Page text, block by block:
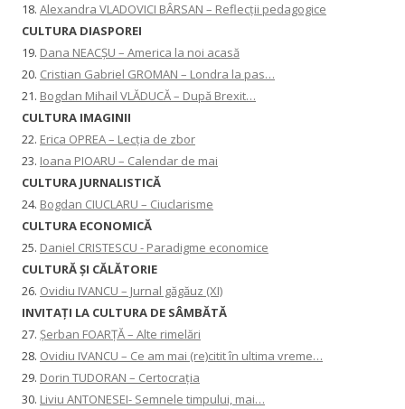
18. Alexandra VLADOVICI BÂRSAN – Reflecții pedagogice
CULTURA DIASPOREI
19. Dana NEACȘU – America la noi acasă
20. Cristian Gabriel GROMAN – Londra la pas…
21. Bogdan Mihail VLĂDUCĂ – După Brexit…
CULTURA IMAGINII
22. Erica OPREA – Lecția de zbor
23. Ioana PIOARU – Calendar de mai
CULTURA JURNALISTICĂ
24. Bogdan CIUCLARU – Ciuclarisme
CULTURA ECONOMICĂ
25. Daniel CRISTESCU - Paradigme economice
CULTURĂ ȘI CĂLĂTORIE
26. Ovidiu IVANCU – Jurnal găgăuz (XI)
INVITAŢI LA CULTURA DE SÂMBĂTĂ
27. Șerban FOARȚĂ – Alte rimelări
28. Ovidiu IVANCU – Ce am mai (re)citit în ultima vreme…
29. Dorin TUDORAN – Certocrația
30. Liviu ANTONESEI- Semnele timpului, mai…